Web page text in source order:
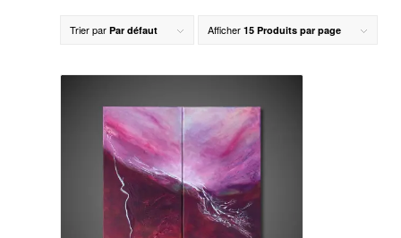
Trier par Par défaut Afficher 15 Produits par page